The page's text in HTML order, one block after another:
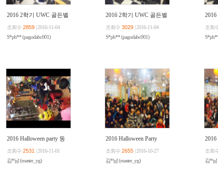
2016 2학기 UWC 골든벨
Master
조회수 2859 | 2016-11-04
S*ph** (pagodabc001)
2016 2학기 UWC 골든벨
Elite
조회수 3029 | 2016-11-04
S*ph** (pagodabc001)
조회
2016 Halloween party 동
영상^^
조회수 2531 | 2016-11-01
김*남 (master_yg)
2016 Halloween Party
(Master)
조회수 2655 | 2016-10-27
김*남 (master_yg)
2016
조회
김*남